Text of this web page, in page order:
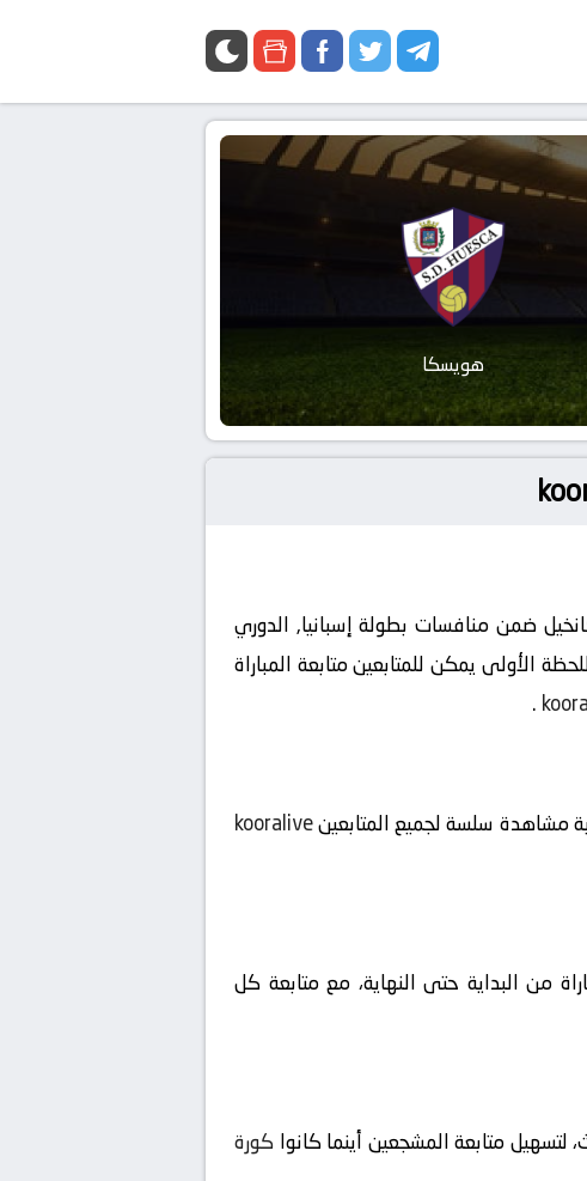
هويسكا
مباشر بتاريخ 2026-05-31 على ملعب نويفو أركانخيل ضمن منافسات بطولة إسبانيا, الدوري
السعودية، لتبدأ الإثارة منذ اللحظة الأولى يمكن للمتابعين متابعة المباراة
.
مشاهدة سلسة لجميع المتابعينkooralive
من البداية حتى النهاية، مع متابعة كل
متابعة المشجعين أينما كانوا كورة